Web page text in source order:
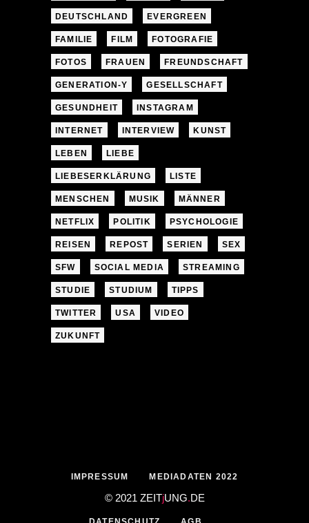
DEUTSCHLAND EVERGREEN
FAMILIE FILM FOTOGRAFIE
FOTOS FRAUEN FREUNDSCHAFT
GENERATION-Y GESELLSCHAFT
GESUNDHEIT INSTAGRAM
INTERNET INTERVIEW KUNST
LEBEN LIEBE
LIEBESERKLÄRUNG LISTE
MENSCHEN MUSIK MÄNNER
NETFLIX POLITIK PSYCHOLOGIE
REISEN REPOST SERIEN SEX
SFW SOCIAL MEDIA STREAMING
STUDIE STUDIUM TIPPS
TWITTER USA VIDEO
ZUKUNFT
IMPRESSUM MEDIADATEN 2022
© 2021 ZEITjUNG.DE